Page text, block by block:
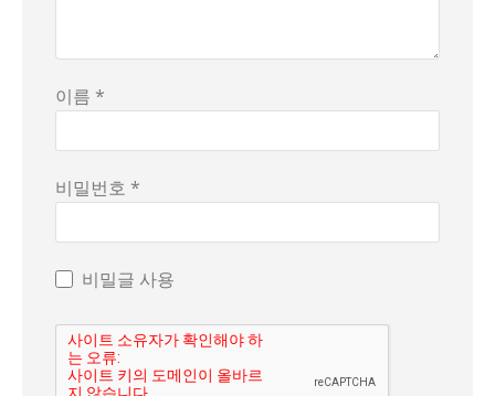
이름 *
비밀번호 *
비밀글 사용